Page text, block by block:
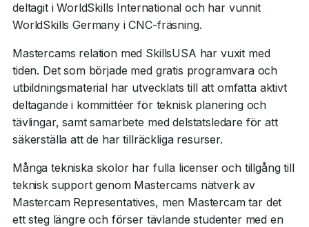
deltagit i WorldSkills International och har vunnit
WorldSkills Germany i CNC-fräsning.
Mastercams relation med SkillsUSA har vuxit med
tiden. Det som började med gratis programvara och
utbildningsmaterial har utvecklats till att omfatta aktivt
deltagande i kommittéer för teknisk planering och
tävlingar, samt samarbete med delstatsledare för att
säkerställa att de har tillräckliga resurser.
Många tekniska skolor har fulla licenser och tillgång till
teknisk support genom Mastercams nätverk av
Mastercam Representatives, men Mastercam tar det
ett steg längre och förser tävlande studenter med en